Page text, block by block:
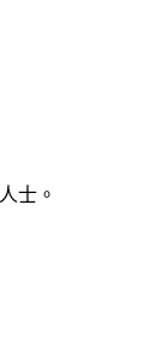
士。